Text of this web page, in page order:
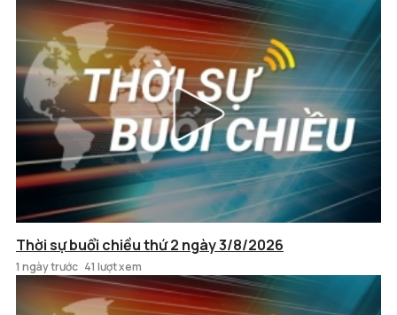
Thời sự buổi chiều thứ 2 ngày 3/8/2026
1 ngày trước 41 lượt xem